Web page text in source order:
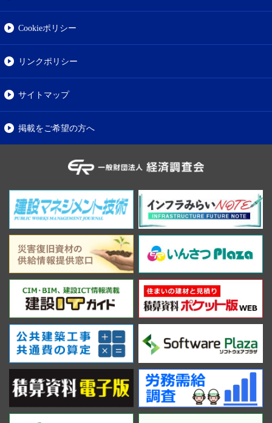
Cookieポリシー
リンクポリシー
サイトマップ
掲載をご希望の方へ